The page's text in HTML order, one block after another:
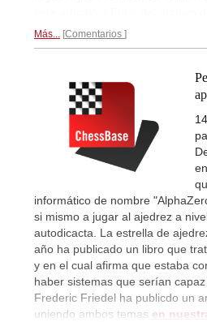
Más... Comentarios
informático de nombre
si mismo a jugar al ajedrez a
autodicacta. La estrella de
año ha publicado un libro que
y en el cual afirma que estaba
haber sistemas que serían
Frederic Friedel ha publicdo un
uniendo ambos temas en